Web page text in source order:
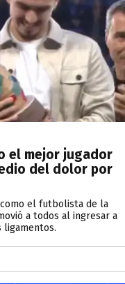
el mejor jugador
del dolor por
el futbolista de la
a todos al ingresar a
ligamentos.